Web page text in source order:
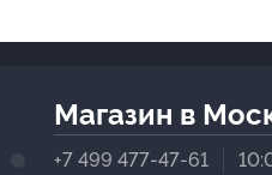
Магазин в
+7 499 477-47-61